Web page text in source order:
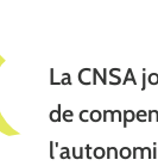
La CNSA
de